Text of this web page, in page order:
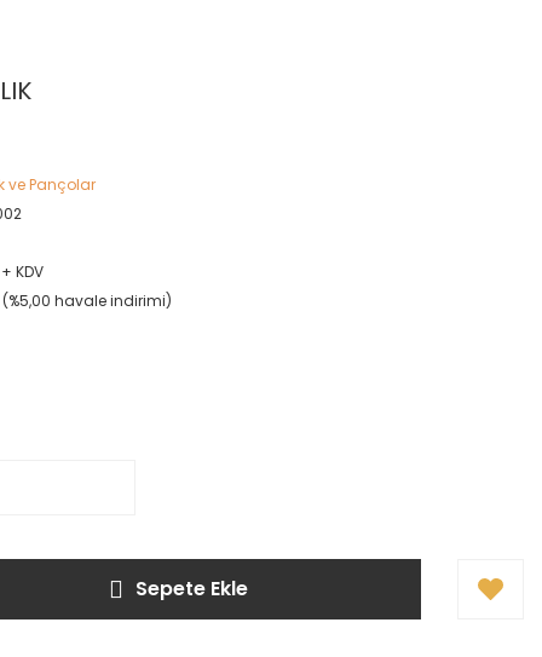
ve Pançolar
KDV
(%5,00 havale indirimi)
Sepete Ekle